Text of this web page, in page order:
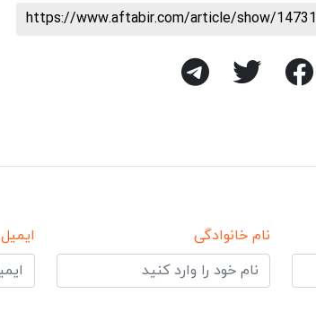
https://www.aftabir.com/article/show/14731
نام خانوادگی ایمیل